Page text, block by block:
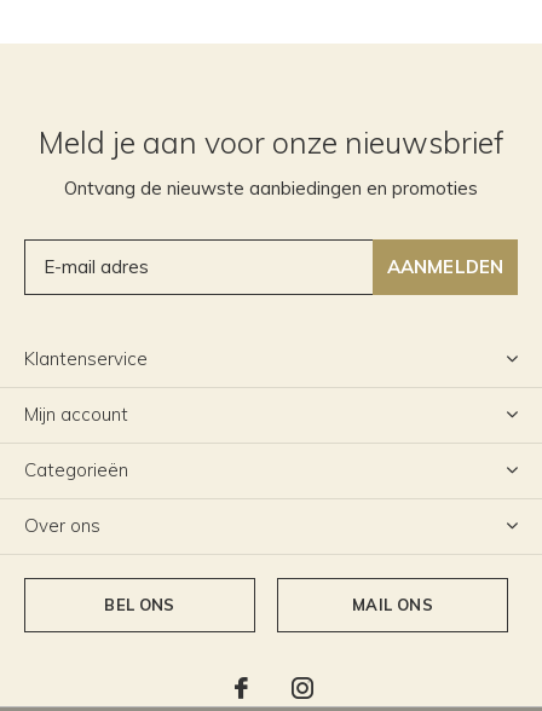
Meld je aan voor onze nieuwsbrief
Ontvang de nieuwste aanbiedingen en promoties
AANMELDEN
Klantenservice
Mijn account
Categorieën
Over ons
BEL ONS MAIL ONS